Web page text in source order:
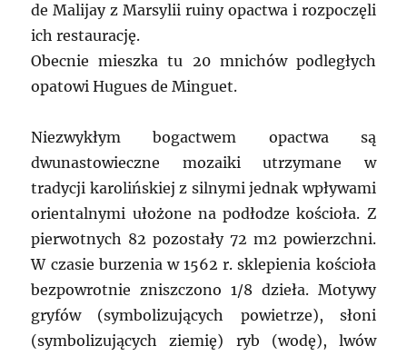
de Malijay z Marsylii ruiny opactwa i rozpoczęli
ich restaurację.
Obecnie mieszka tu 20 mnichów podległych
opatowi Hugues de Minguet.
Niezwykłym bogactwem opactwa są
dwunastowieczne mozaiki utrzymane w
tradycji karolińskiej z silnymi jednak wpływami
orientalnymi ułożone na podłodze kościoła. Z
pierwotnych 82 pozostały 72 m2 powierzchni.
W czasie burzenia w 1562 r. sklepienia kościoła
bezpowrotnie zniszczono 1/8 dzieła. Motywy
gryfów (symbolizujących powietrze), słoni
(symbolizujących ziemię) ryb (wodę), lwów